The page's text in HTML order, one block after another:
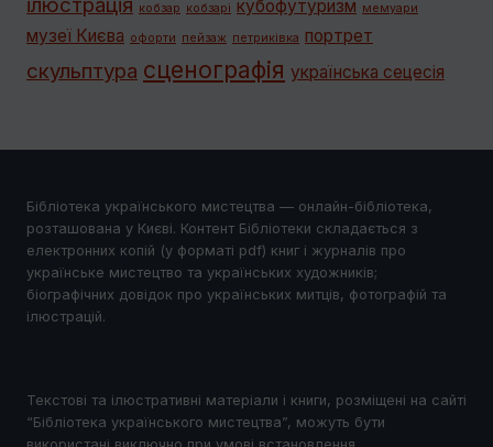
кобзар кобзарі кубофутуризм мемуари
музеї Києва офорти пейзаж петриківка портрет
скульптура сценографія українська сецесія
Бібліотека українського мистецтва — онлайн-бібліотека,
розташована у Києві. Контент Бібліотеки складається з
електронних копій (у форматі pdf) книг і журналів про
українське мистецтво та українських художників;
біографічних довідок про українських митців, фотографій та
ілюстрацій.
Текстові та ілюстративні матеріали і книги, розміщені на сайті
“Бібліотека українського мистецтва”, можуть бути